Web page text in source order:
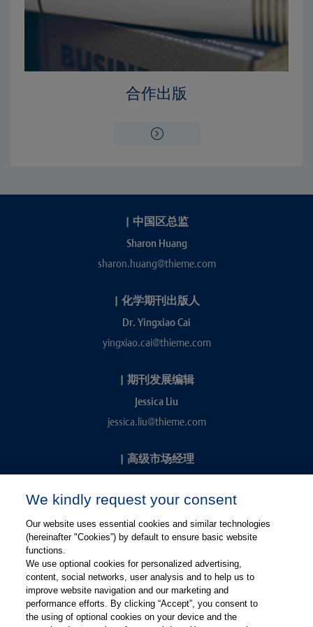
合作出版
| 中国区总监
Sharon Huang
sharon.huang@thieme.com
| 化学期刊出版人
Dr. Yingxiao Cai
yingxiao.cai@thieme.com
| 期刊发展编辑
Jessica Liu
jessica.liu@thieme.com
| 高级市场经理
kevin.chang@thieme.com
关注微博
关注微信
We kindly request your consent
Our website uses essential cookies and similar technologies
(hereinafter "Cookies”) by default to ensure basic website
functions.
We use optional cookies for personalized advertising,
content, social networks, user analysis and to help us to
improve website navigation and our marketing and
performance efforts. By clicking “Accept”, you consent to
the using of optional cookies on your device and the